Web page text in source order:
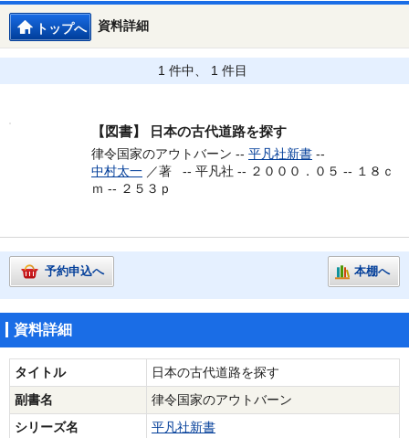
資料詳細
トップへ
1 件中、 1 件目
【図書】 日本の古代道路を探す
律令国家のアウトバーン -- 平凡社新書 --
中村太一 ／著 -- 平凡社 -- ２０００．０５ -- １８ｃ
ｍ -- ２５３ｐ
予約申込へ 本棚へ
資料詳細
タイトル
日本の古代道路を探す
副書名
律令国家のアウトバーン
シリーズ名
平凡社新書